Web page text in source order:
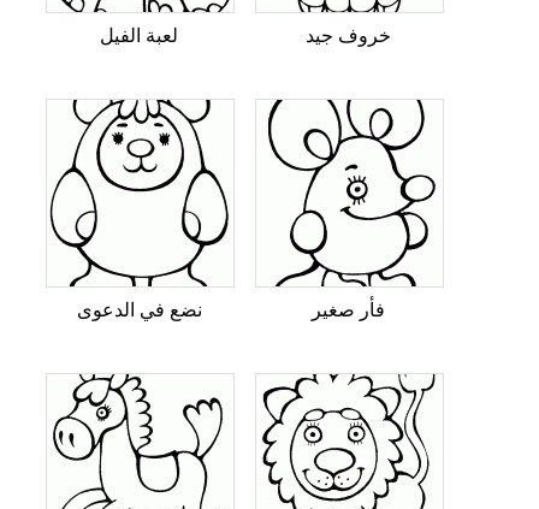
لعبة الفيل خروف جيد
نضع في الدعوى فأر صغير